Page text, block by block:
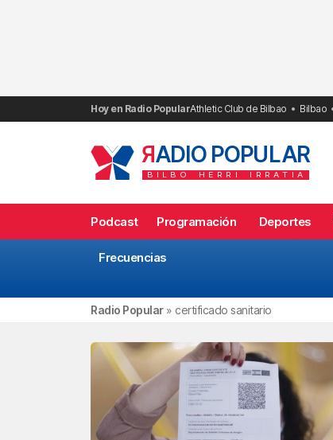
Hoy en Radio PopularAthletic Club de Bilbao Bilbao
RADIO POPULAR
BILBO HERRI IRRATIA
Podcast Programación Deportes
Frecuencias
Radio Popular» certificado sanitario